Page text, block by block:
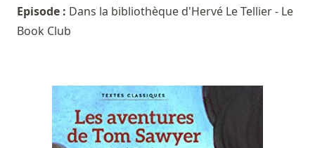
Episode : Dans la bibliothèque d'Hervé Le Tellier - Le
Book Club